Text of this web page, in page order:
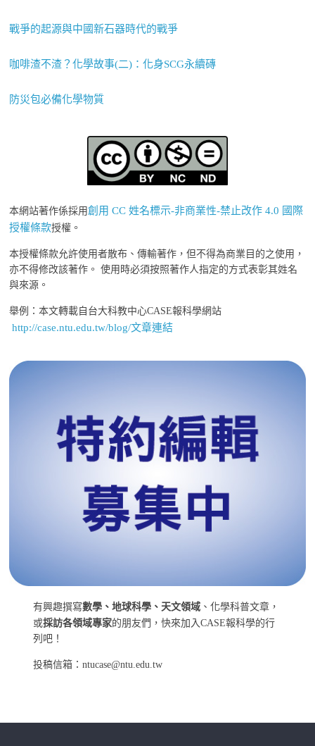
戰爭的起源與中國新石器時代的戰爭
咖啡渣不渣？化學故事(二)：化身SCG永續磚
防災包必備化學物質
本網站著作係採用創用 CC 姓名標示-非商業性-禁止改作 4.0 國際
授權條款授權。
本授權條款允許使用者散布、傳輸著作，但不得為商業目的之使用，
亦不得修改該著作。 使用時必須按照著作人指定的方式表彰其姓名
與來源。
舉例：本文轉載自台大科教中心CASE報科學網站
http://case.ntu.edu.tw/blog/文章連結
有興趣撰寫數學、地球科學、天文領域 、化學科普文章，
或採訪各領域專家的朋友們，快來加入CASE報科學的行
列吧！
投稿信箱：ntucase@ntu.edu.tw